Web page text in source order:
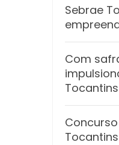
Sebrae
Com
Tocantins